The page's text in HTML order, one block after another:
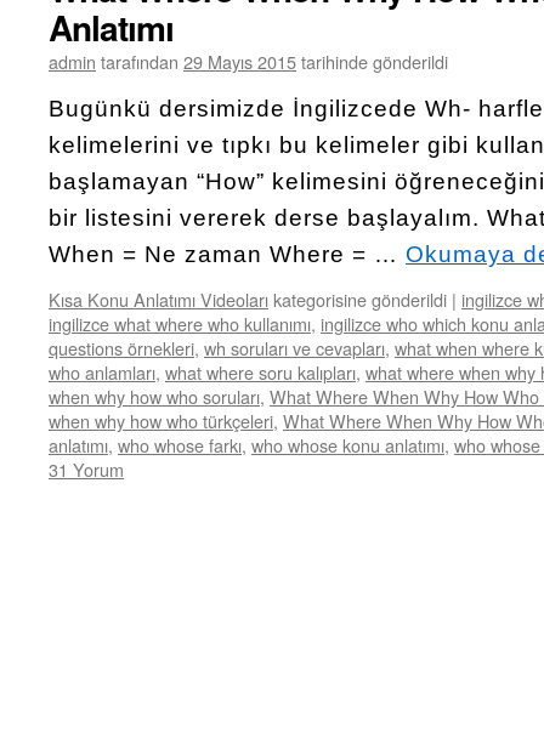
Anlatımı
admin tarafından 29 Mayıs 2015tarihinde gönderildi
Bugünkü dersimizde İngilizcede Wh-
kelimelerini ve tıpkı bu kelimeler gibi
başlamayan “How” kelimesini
bir listesini vererek derse başlayalım.
When = Ne zaman Where = … Okumaya
Kısa Konu Anlatımı Videoları kategorisine gönderildi | ingilizce
ingilizce what where who kullanımı, ingilizce who which konu
questions örnekleri, wh soruları ve cevapları, what when where
who anlamları, what where soru kalıpları, what where when why
when why how who soruları, What Where When Why How Who
when why how who türkçeleri, What Where When Why How
anlatımı, who whose farkı, who whose konu anlatımı, who whose
31 Yorum